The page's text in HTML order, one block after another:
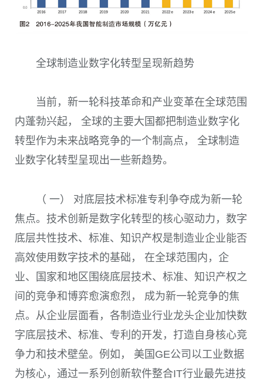
全球制造业数字化转型呈现新趋势
当前，新一轮科技革命和产业变革在全球范围
内蓬勃兴起， 全球的主要大国都把制造业数字化
转型作为未来战略竞争的一个制高点， 全球制造
业数字化转型呈现出一些新趋势。
（ 一） 对底层技术标准专利争夺成为新一轮
焦点。技术创新是数字化转型的核心驱动力，数字
底层共性技术、标准、知识产权是制造业企业能否
高效使用数字技术的基础， 在全球范围内，企
业、国家和地区围绕底层技术、标准、知识产权之
间的竞争和博弈愈演愈烈， 成为新一轮竞争的焦
点。从企业层面看，各制造业行业龙头企业加快数
字底层技术、标准、专利的开发，打造自身核心竞
争力和技术壁垒。例如， 美国 GE公司以工业数据
为核心，通过一系列创新软件整合IT行业最先进技